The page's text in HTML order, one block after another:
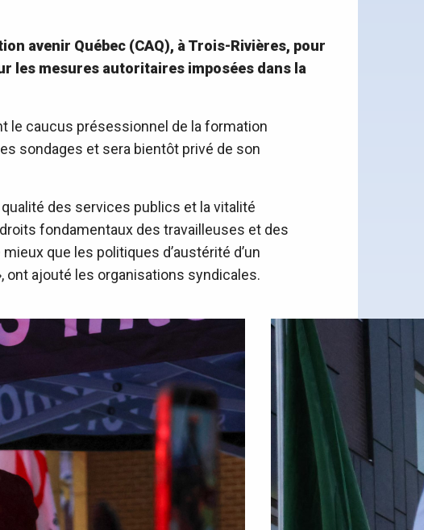
avenir Québec (CAQ), à Trois-Rivières, pour
les mesures autoritaires imposées dans la
le caucus présessionnel de la formation
sondages et sera bientôt privé de son
des services publics et la vitalité
fondamentaux des travailleuses et des
que les politiques d’austérité d’un
ont ajouté les organisations syndicales.